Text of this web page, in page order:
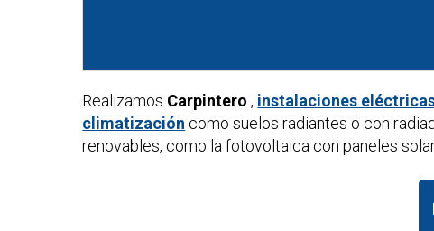
Realizamos Carpintero, instalaciones
climatización como suelos radiantes o con
renovables, como la fotovoltaica con paneles